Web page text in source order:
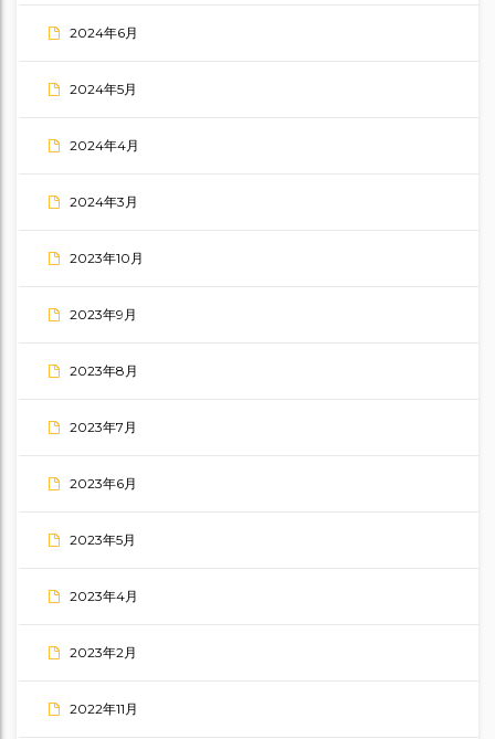
2024年6月
2024年5月
2024年4月
2024年3月
2023年10月
2023年9月
2023年8月
2023年7月
2023年6月
2023年5月
2023年4月
2023年2月
2022年11月